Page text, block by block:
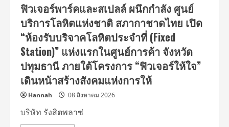
ฟิวเจอร์พาร์คและสเปลล์ ผนึกกำลัง ศูนย์
บริการโลหิตแห่งชาติ สภากาชาดไทย เปิด
“ห้องรับบริจาคโลหิตประจำที่ (Fixed
Station)” แห่งแรกในศูนย์การค้า จังหวัด
ปทุมธานี ภายใต้โครงการ “ฟิวเจอร์ให้ใจ”
เดินหน้าสร้างสังคมแห่งการให้
Hannah 08 สิงหาคม 2026
บริษัท รังสิตพลาซ่